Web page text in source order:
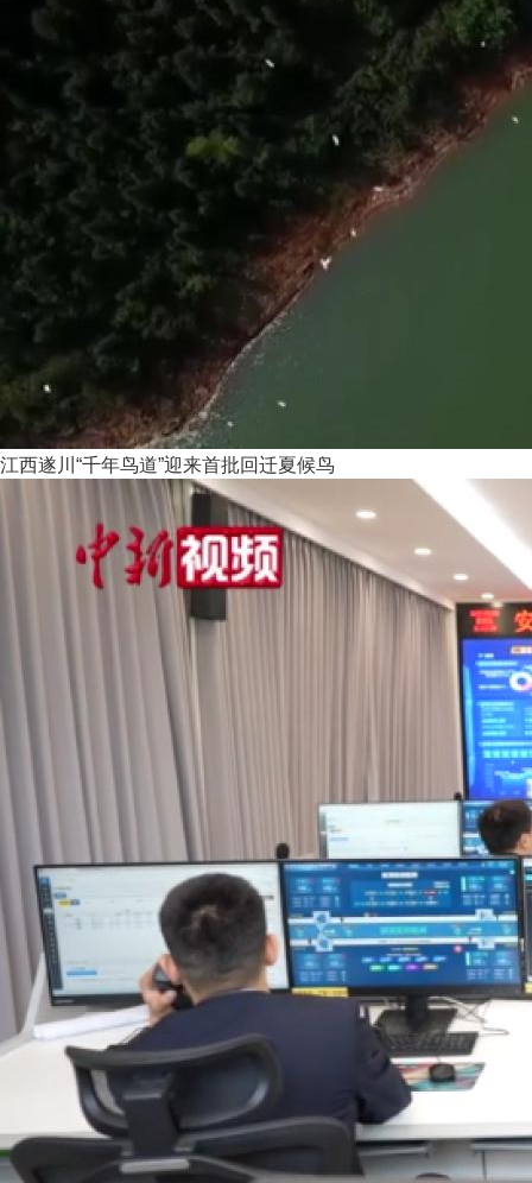
江西遂川“千年鸟道”迎来首批回迁夏候鸟